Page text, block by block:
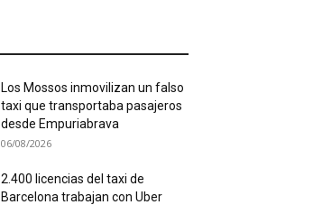
Los Mossos inmovilizan un falso
taxi que transportaba pasajeros
desde Empuriabrava
06/08/2026
2.400 licencias del taxi de
Barcelona trabajan con Uber